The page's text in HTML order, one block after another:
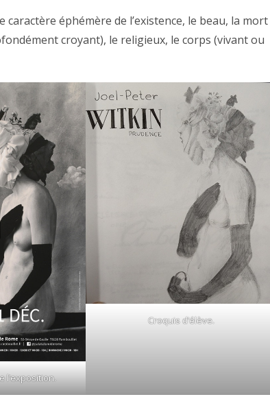
caractère éphémère de l’existence, le beau, la mort
croyant), le religieux, le corps (vivant ou
l’exposition.
Croquis d’élève.